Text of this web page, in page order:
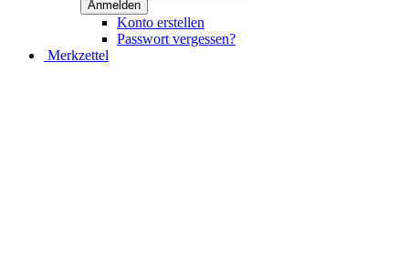
Konto erstellen
Passwort vergessen?
Merkzettel